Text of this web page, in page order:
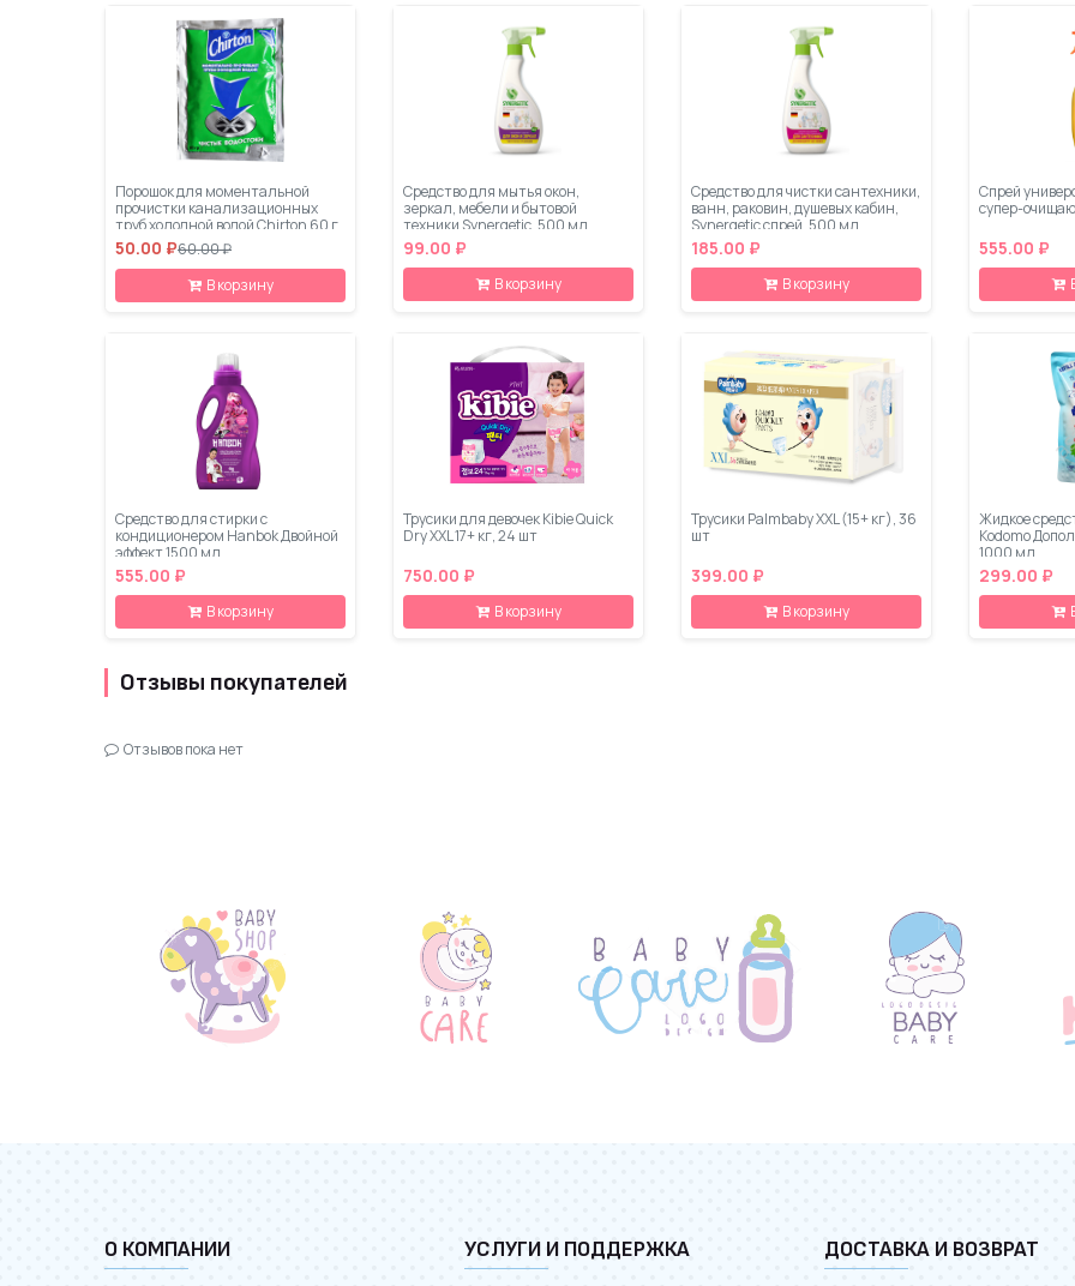
Порошок для моментальной
прочистки канализационных
труб холодной водой Chirton 60 г
50.00 ₽60.00 ₽
В корзину
Средство для мытья окон,
зеркал, мебели и бытовой
техники Synergetic, 500 мл
99.00 ₽
В корзину
Средство для чистки сантехники,
ванн, раковин, душевых кабин,
Synergetic спрей, 500 мл
185.00 ₽
В корзину
Спрей
супер-
555.00 ₽
Средство для стирки с
кондиционером Hanbok Двойной
эффект 1500 мл
555.00 ₽
В корзину
Трусики для девочек Kibie Quick
Dry XXL 17+ кг, 24 шт
750.00 ₽
В корзину
Трусики Palmbaby XXL (15+ кг), 36
шт
399.00 ₽
В корзину
Жидкое
Kodomo
1000 мл
299.00 ₽
Отзывы покупателей
Отзывов пока нет
О КОМПАНИИ УСЛУГИ И ПОДДЕРЖКА ДОСТАВКА И ВОЗВРАТ